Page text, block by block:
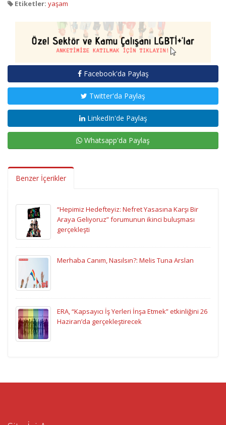
Etiketler: yaşam
Facebook'da Paylaş
Twitter'da Paylaş
LinkedIn'de Paylaş
Whatsapp'da Paylaş
Benzer İçerikler
“Hepimiz Hedefteyiz: Nefret Yasasına Karşı Bir
Araya Geliyoruz” forumunun ikinci buluşması
gerçekleşti
Merhaba Canım, Nasılsın?: Melis Tuna Arslan
ERA, “Kapsayıcı İş Yerleri İnşa Etmek” etkinliğini 26
Haziran’da gerçekleştirecek